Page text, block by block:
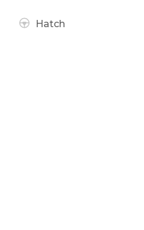
Hatch